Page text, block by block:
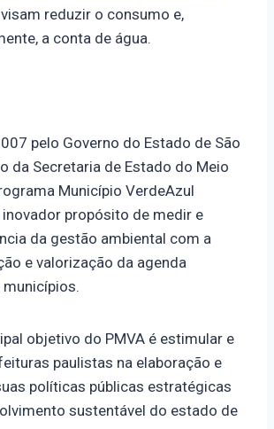
reduzir o consumo e,
a conta de água.
pelo Governo do Estado de São
da Secretaria de Estado do Meio
Município VerdeAzul
inovador propósito de medir e
da gestão ambiental com a
e valorização da agenda
objetivo do PMVA é estimular e
paulistas na elaboração e
políticas públicas estratégicas
sustentável do estado de